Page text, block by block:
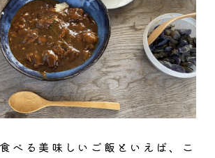
べる美味しいご飯といえば、こ